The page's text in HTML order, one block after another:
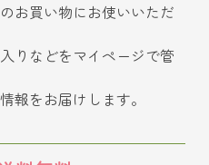
お買い物にお使いいただ
りなどをマイページで管
報をお届けします。